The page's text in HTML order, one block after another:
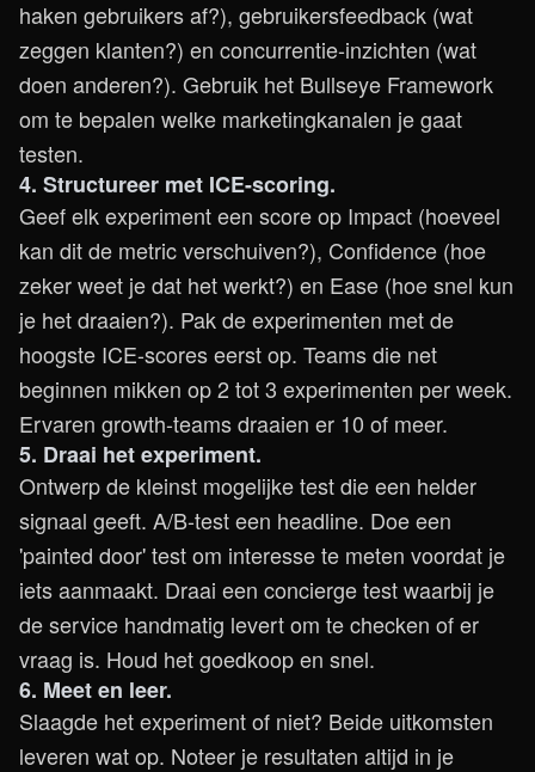
haken gebruikers af?), gebruikersfeedback (wat
zeggen klanten?) en concurrentie-inzichten (wat
doen anderen?). Gebruik het Bullseye Framework
om te bepalen welke marketingkanalen je gaat
testen.
4. Structureer met ICE-scoring.
Geef elk experiment een score op Impact (hoeveel
kan dit de metric verschuiven?), Confidence (hoe
zeker weet je dat het werkt?) en Ease (hoe snel kun
je het draaien?). Pak de experimenten met de
hoogste ICE-scores eerst op. Teams die net
beginnen mikken op 2 tot 3 experimenten per week.
Ervaren growth-teams draaien er 10 of meer.
5. Draai het experiment.
Ontwerp de kleinst mogelijke test die een helder
signaal geeft. A/B-test een headline. Doe een
'painted door' test om interesse te meten voordat je
iets aanmaakt. Draai een concierge test waarbij je
de service handmatig levert om te checken of er
vraag is. Houd het goedkoop en snel.
6. Meet en leer.
Slaagde het experiment of niet? Beide uitkomsten
leveren wat op. Noteer je resultaten altijd in je